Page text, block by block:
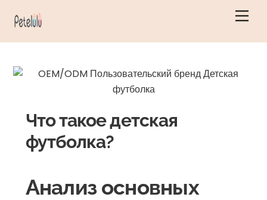
Что такое детская
футболка?
Анализ основных